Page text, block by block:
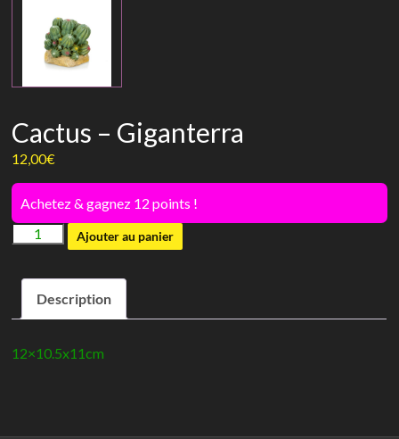
Cactus – Giganterra
12,00€
Achetez & gagnez 12 points !
quantité
Cactus
Giganterra
Ajouter au panier
Description
12×10.5x11cm